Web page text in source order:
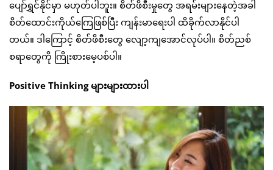
ပျော်ရွှင်နိုင်မှာ မဟုတ်ပါဘူး။ စိတ်ဖိစီးမှုတွေ အရမ်းများနေတဲ့အခါ
စိတ်ထောင်းကိုယ်ကြေဖြစ်ပြီး ကျန်းမာရေးပါ ထိခိုက်လာနိုင်ပါ
တယ်။ ဒါကြောင့် စိတ်ဖိစီးတွေ လျော့ကျအောင်လုပ်ပါ။ စိတ်ညစ်
စရာတွေကို ကြိုးစားမေ့ပစ်ပါ။
Positive Thinking များများထားပါ